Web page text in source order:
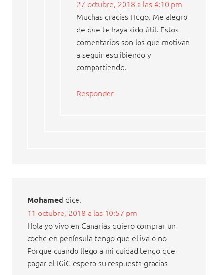
27 octubre, 2018 a las 4:10 pm
Muchas gracias Hugo. Me alegro
de que te haya sido útil. Estos
comentarios son los que motivan
a seguir escribiendo y
compartiendo.
Responder
Mohamed dice:
11 octubre, 2018 a las 10:57 pm
Hola yo vivo en Canarias quiero comprar un
coche en península tengo que el iva o no
Porque cuando llego a mi cuidad tengo que
pagar el IGiC espero su respuesta gracias